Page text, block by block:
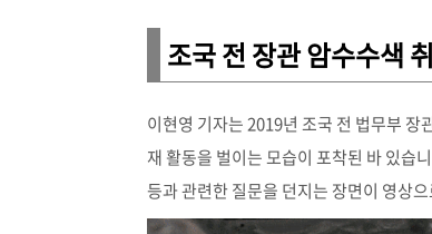
조국 전 장관 암수수색
이현영 기자는 2019년 조국 전 법무부 장
재 활동을 벌이는 모습이 포착된 바 있습
등과 관련한 질문을 던지는 장면이 영상